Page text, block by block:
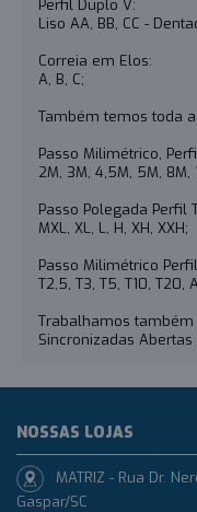
Perfil Duplo V:
Liso AA, BB, CC -
Correia em Elos:
A, B, C;
Também temos toda
Passo Milimétrico,
2M, 3M, 4,5M, 5M, 8M,
Passo Polegada Perfil
MXL, XL, L, H, XH, XXH;
Passo Milimétrico
T2,5, T3, T5, T10, T20,
Trabalhamos
Sincronizadas
NOSSAS LOJAS
MATRIZ - Rua Dr.
Gaspar/SC